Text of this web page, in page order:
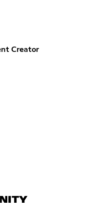
Creator